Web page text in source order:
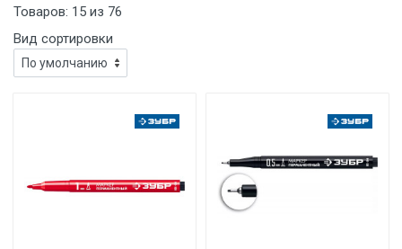
Товаров: 15 из 76
Вид сортировки